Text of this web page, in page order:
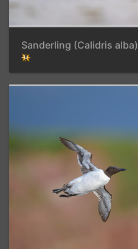
Sanderling (Calidris alba)